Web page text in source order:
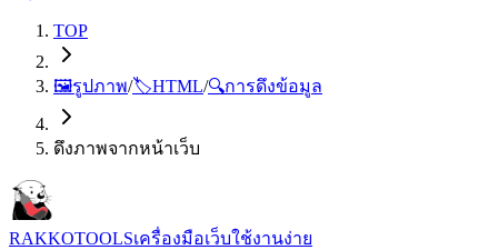
TOP
🖼️รูปภาพ/🏷️HTML/🔍การดึงข้อมูล
ดึงภาพจากหน้าเว็บ
RAKKOTOOLSเครื่องมือเว็บใช้งานง่าย